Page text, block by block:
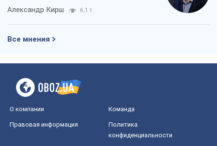
Александр Кирш 6,1 т.
Все мнения
О компании Команда
Правовая информация
Политика
конфиденциальности